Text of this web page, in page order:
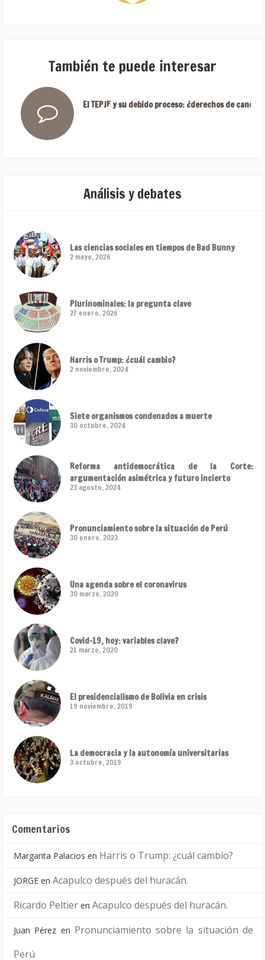
También te puede interesar
El TEPJF y su debido proceso: ¿derechos de
Análisis y debates
Las ciencias sociales en tiempos de Bad Bunny
2 mayo, 2026
Plurinominales: la pregunta clave
27 enero, 2026
Harris o Trump: ¿cuál cambio?
2 noviembre, 2024
Siete organismos condenados a muerte
30 octubre, 2024
Reforma antidemocrática de la Corte:
argumentación asimétrica y futuro incierto
23 agosto, 2024
Pronunciamiento sobre la situación de Perú
30 enero, 2023
Una agenda sobre el coronavirus
30 marzo, 2020
Covid-19, hoy: variables clave?
21 marzo, 2020
El presidencialismo de Bolivia en crisis
19 noviembre, 2019
La democracia y la autonomía universitarias
3 octubre, 2019
Comentarios
Margarita Palacios en Harris o Trump: ¿cuál cambio?
JORGE en Acapulco después del huracán.
Ricardo Peltier en Acapulco después del huracán.
Juan Pérez en Pronunciamiento sobre la situación de
Perú